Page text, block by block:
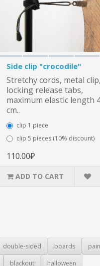
Side clip "crocodile"
Stretchy cords, metal
locking release tabs,
maximum elastic length
cm..
clip 1 piece
clip 5 pieces (10% discount)
110.00₽
ADD TO CART
double-sided boards
blackout halloween